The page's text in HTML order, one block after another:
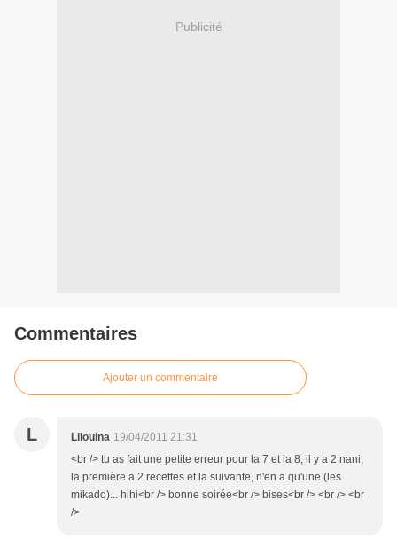
Publicité
Commentaires
Ajouter un commentaire
L Lilouina 19/04/2011 21:31
<br /> tu as fait une petite erreur pour la 7 et la 8, il y a 2 nani,
la première a 2 recettes et la suivante, n'en a qu'une (les
mikado)... hihi<br /> bonne soirée<br /> bises<br /> <br /> <br
/>